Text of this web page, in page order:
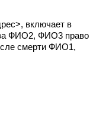
включает в
ФИО2, ФИО3 право
смерти ФИО1,